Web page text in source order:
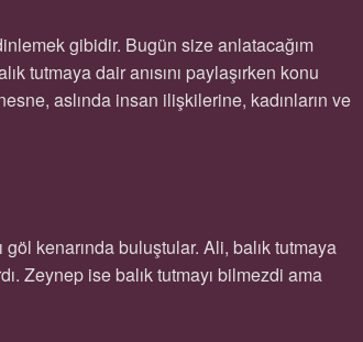
gibidir. Bugün size anlatacağım
tutmaya dair anısını paylaşırken konu
aslında insan ilişkilerine, kadınların ve
kenarında buluştular. Ali, balık tutmaya
Zeynep ise balık tutmayı bilmezdi ama